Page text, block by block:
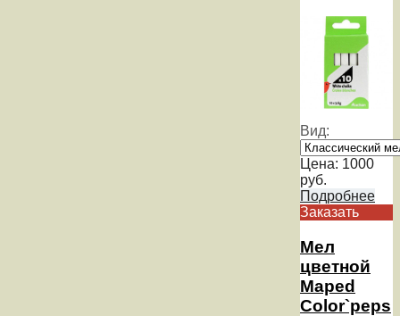
Вид:
Цена: 1000
руб.
Подробнее
Заказать
Мел
цветной
Maped
Color`peps